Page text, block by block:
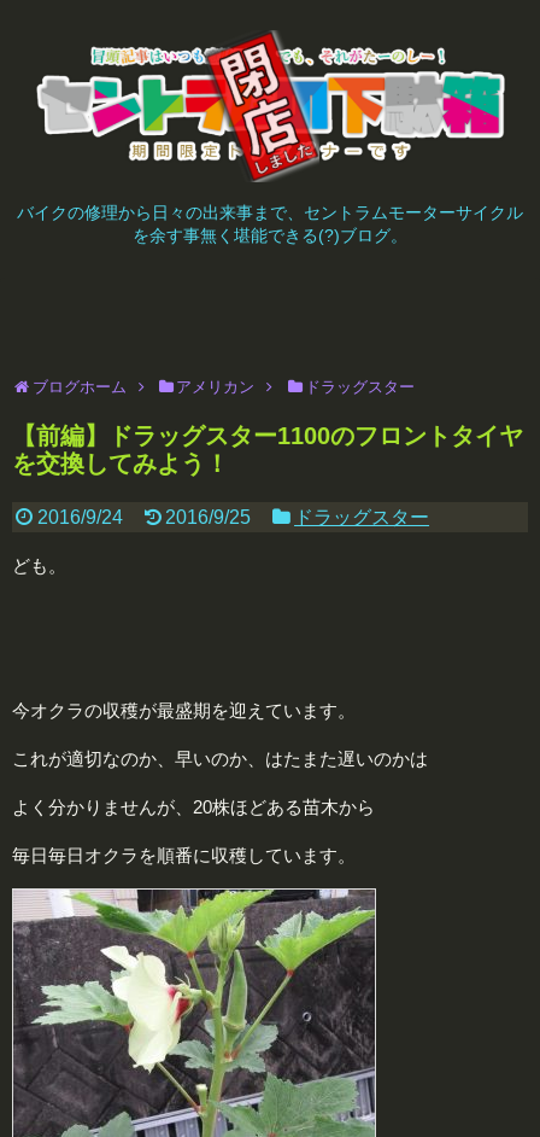
バイクの修理から日々の出来事まで、セントラムモーターサイクル
を余す事無く堪能できる(?)ブログ。
ブログホーム アメリカン ドラッグスター
【前編】ドラッグスター1100のフロントタイヤ
を交換してみよう！
2016/9/24 2016/9/25 ドラッグスター
ども。
今オクラの収穫が最盛期を迎えています。
これが適切なのか、早いのか、はたまた遅いのかは
よく分かりませんが、20株ほどある苗木から
毎日毎日オクラを順番に収穫しています。